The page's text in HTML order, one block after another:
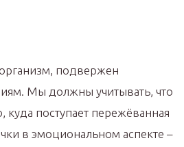
подвержен
Мы должны учитывать, что
поступает пережёванная
в эмоциональном аспекте –